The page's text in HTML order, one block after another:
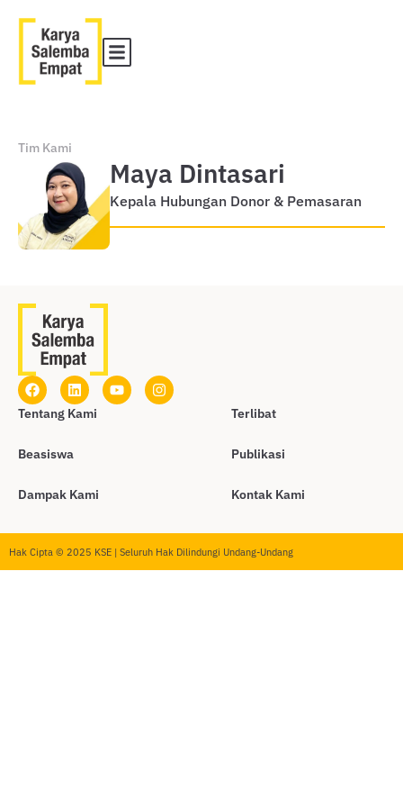
Tim Kami
Maya Dintasari
Kepala Hubungan Donor & Pemasaran
Tentang Kami
Beasiswa
Dampak Kami
Terlibat
Publikasi
Kontak Kami
Hak Cipta © 2025 KSE | Seluruh Hak Dilindungi Undang-Undang